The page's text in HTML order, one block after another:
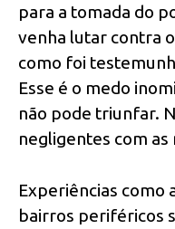
para a tomada do
venha lutar contra
como foi
Esse é o medo
não pode triunfar.
negligentes com
Experiências como
bairros periféricos